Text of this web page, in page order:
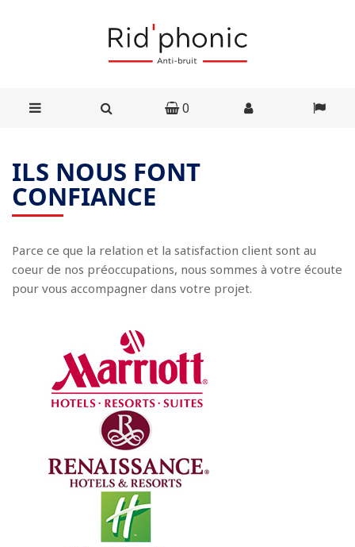
0
ILS NOUS FONT
CONFIANCE
Parce ce que la relation et la satisfaction client sont au
coeur de nos préoccupations, nous sommes à votre écoute
pour vous accompagner dans votre projet.